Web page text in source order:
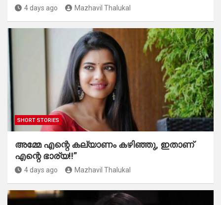
4 days ago Mazhavil Thalukal
SHORT STORIES
അമ്മേ എന്റെ കല്യാണം കഴിഞ്ഞു, ഇതാണ്
എന്റെ ഭാര്യ!!”
4 days ago Mazhavil Thalukal